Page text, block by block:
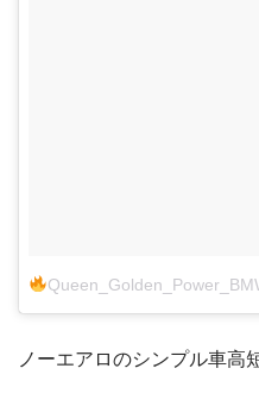
ノーエアロのシンプル車高